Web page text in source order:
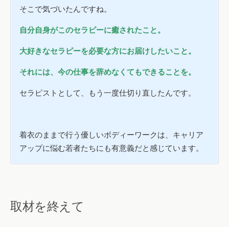
そこで気づいたんですね。
自分自身がこのセラピーに癒されたこと。
大好きなセラピーを必要な方にお届けしたいこと。
それには、今の仕事を辞めなくてもできることを。
セラピストとして、もう一度仕切り直したんです。
着衣のままで行う優しいボディーワークは、キャリア
アップに悩む若者たちにも有意義だと感じています。
取材を終えて